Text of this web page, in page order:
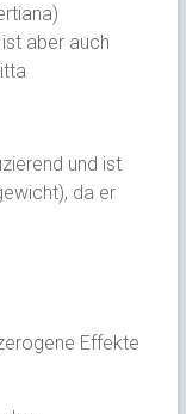
aber auch
und ist
da er
Effekte